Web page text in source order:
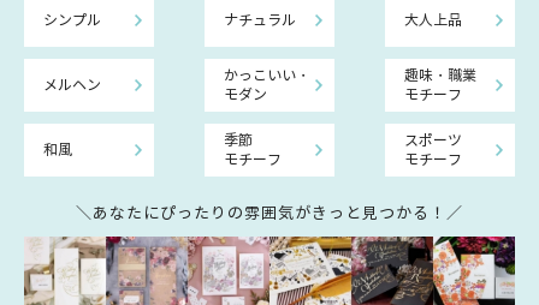
シンプル ナチュラル 大人上品
メルヘン
かっこいい・
モダン
趣味・職業
モチーフ
和風
季節
モチーフ
スポーツ
モチーフ
＼あなたにぴったりの雰囲気がきっと見つかる！／